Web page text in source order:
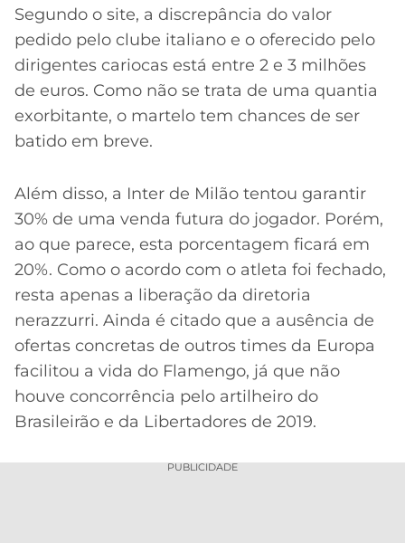
Segundo o site, a discrepância do valor
pedido pelo clube italiano e o oferecido pelo
dirigentes cariocas está entre 2 e 3 milhões
de euros. Como não se trata de uma quantia
exorbitante, o martelo tem chances de ser
batido em breve.
Além disso, a Inter de Milão tentou garantir
30% de uma venda futura do jogador. Porém,
ao que parece, esta porcentagem ficará em
20%. Como o acordo com o atleta foi fechado,
resta apenas a liberação da diretoria
nerazzurri. Ainda é citado que a ausência de
ofertas concretas de outros times da Europa
facilitou a vida do Flamengo, já que não
houve concorrência pelo artilheiro do
Brasileirão e da Libertadores de 2019.
PUBLICIDADE